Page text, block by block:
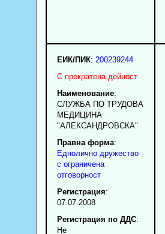
ЕИК/ПИК: 200239244
С прекратена дейност
Наименование:
СЛУЖБА ПО ТРУДОВА
МЕДИЦИНА
"АЛЕКСАНДРОВСКА"
Правна форма:
Еднолично дружество
с ограничена
отговорност
Регистрация:
07.07.2008
Регистрация по ДДС:
Нe